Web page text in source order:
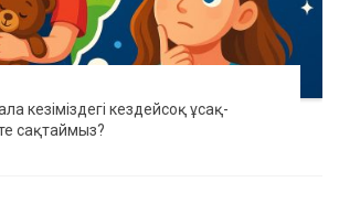
кезіміздегі кездейсоқ ұсақ-
сақтаймыз?